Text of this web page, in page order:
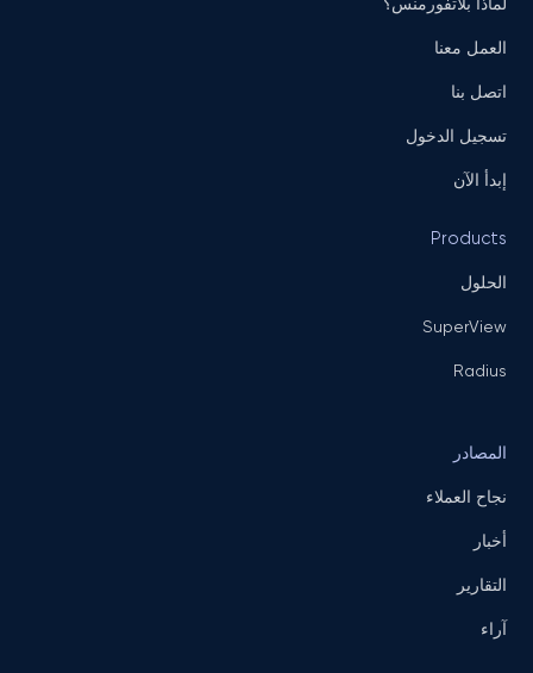
لماذا بلاتفورمنس؟
العمل معنا
اتصل بنا
تسجيل الدخول
إبدأ الآن
Products
الحلول
SuperView
Radius
المصادر
نجاح العملاء
أخبار
التقارير
آراء